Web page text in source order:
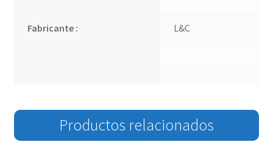
Fabricante : L&C
Productos relacionados